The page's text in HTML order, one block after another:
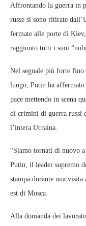
Affrontando la guerra in
russe si sono ritirate
fermate alle porte di
raggiunto tutti i suoi
Nel segnale più forte fino
lungo, Putin ha
pace mettendo in scena
di crimini di guerra russi
l’intera Ucraina.
“Siamo tornati di nuovo a
Putin, il leader supremo
stampa durante una
est di Mosca.
Alla domanda dei